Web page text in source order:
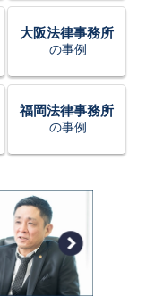
大阪法律事務所
の事例
福岡法律事務所
の事例